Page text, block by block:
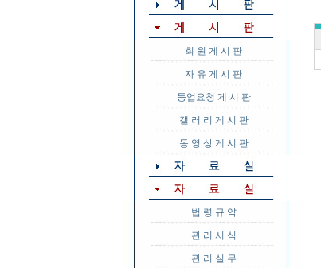
회 원 게 시 판
자 유 게 시 판
등업요청 게 시 판
갤 러 리 게 시 판
동 영 상 게 시 판
법 령 규 약
관 리 서 식
관 리 실 무